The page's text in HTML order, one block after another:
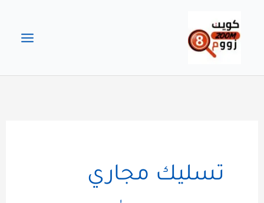
المحتوى
تسليك مجاري